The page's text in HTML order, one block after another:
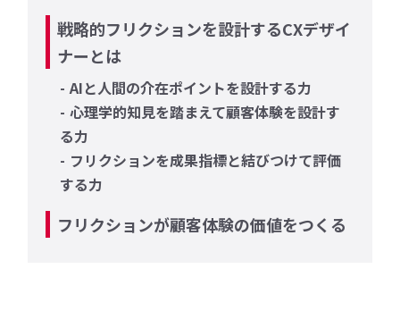
戦略的フリクションを設計するCXデザイ
ナーとは
AIと人間の介在ポイントを設計する力
心理学的知見を踏まえて顧客体験を設計す
る力
フリクションを成果指標と結びつけて評価
する力
フリクションが顧客体験の価値をつくる